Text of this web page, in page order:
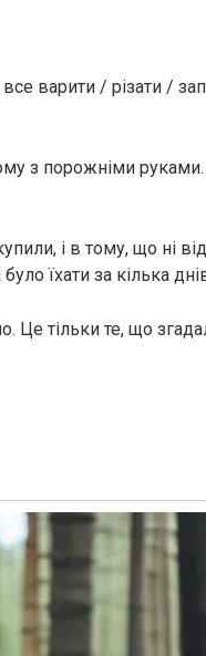
варити / різати /
з порожніми
і в тому, що ні
їхати за кілька
Це тільки те, що